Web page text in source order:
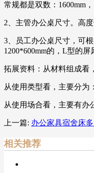
常规都是双数：1600mm
2、主管办公桌尺寸。高
3、员工办公桌尺寸，可
1200*600mm的，L型的屏
拓展资料：从材料组成看
从使用类型看，主要分为
从使用场合看，主要有办
上一篇: 办公家具宿舍床
相关推荐